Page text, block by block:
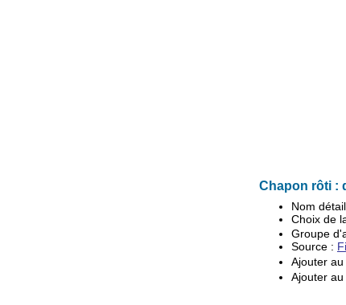
Chapon rôti :
Nom
Choix de
Groupe d'
Source :
Ajouter
Ajouter